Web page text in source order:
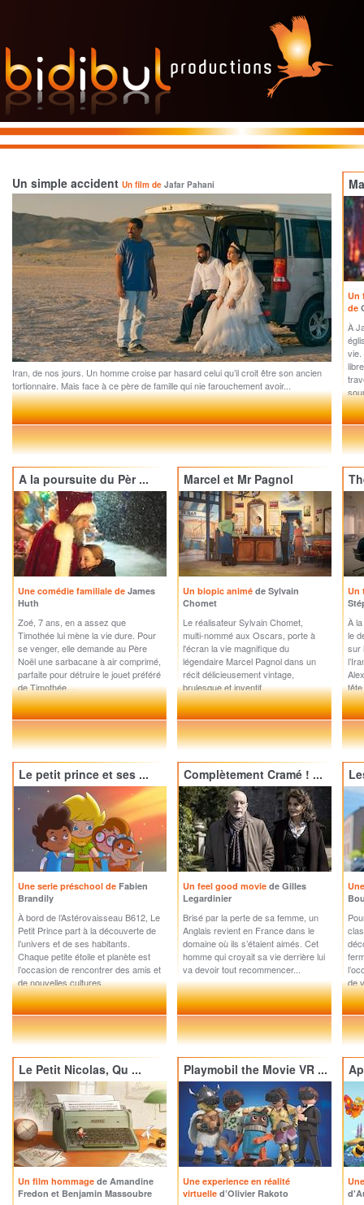
Un simple accident Un film de Jafar Pahani
Iran, de nos jours. Un homme croise par hasard celui qu’il croit être son ancien
tortionnaire. Mais face à ce père de famille qui nie farouchement avoir...
Un
de
À
vie.
A la poursuite du Pèr ...
Une comédie familiale de James
Huth
Zoé, 7 ans, en a assez que
Timothée lui mène la vie dure. Pour
se venger, elle demande au Père
Noël une sarbacane à air comprimé,
parfaite pour détruire le jouet préféré
de Timothée....
Marcel et Mr Pagnol
Un biopic animéde Sylvain
Chomet
Le réalisateur Sylvain Chomet,
multi-nommé aux Oscars, porte à
l'écran la vie magnifique du
légendaire Marcel Pagnol dans un
récit délicieusement vintage,
brulesque et inventif.
Un
À
le
sur
Le petit prince et ses ...
Une serie préschool deFabien
Brandily
À bord de l’Astérovaisseau B612, Le
Petit Prince part à la découverte de
l’univers et de ses habitants.
Chaque petite étoile et planète est
l’occasion de rencontrer des amis et
de nouvelles cultures.
Complètement Cramé ! ...
Un feel good movie de Gilles
Legardinier
Brisé par la perte de sa femme, un
Anglais revient en France dans le
domaine où ils s’étaient aimés. Cet
homme qui croyait sa vie derrière lui
va devoir tout recommencer...
de
Le Petit Nicolas, Qu ...
Un film hommagede Amandine
Fredon et Benjamin Massoubre
Playmobil the Movie VR ...
Une experience en réalité
virtuelled’Olivier Rakoto